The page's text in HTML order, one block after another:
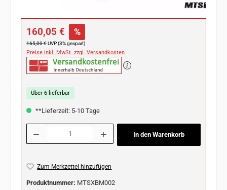
Verkaufspreis:
160,05 € %
Regulärer Preis:
165,00 €UVP (3% gespart)
Preise inkl. MwSt. zzgl. Versandkosten
Über 6 lieferbar
**Lieferzeit: 5-10 Tage
Produkt Anzahl: Gib den gewünschten Wert ein oder benutze die Schaltflächen
In den Warenkorb
Zum Merkzettel hinzufügen
Produktnummer: MTSXBM002